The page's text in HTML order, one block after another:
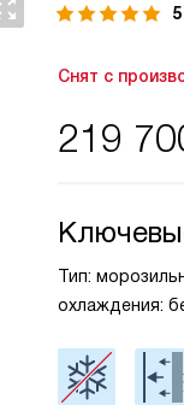
5
Снят с
219
Тип:
охлаждения: